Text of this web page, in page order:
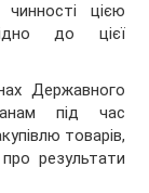
цією
до цієї
Державного
під час
товарів,
результати